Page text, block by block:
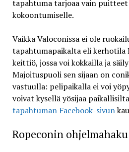
tapahtuma tarjoaa vain
kokoontumiselle.
Vaikka Valoconissa ei ole
tapahtumapaikalta eli
keittiö, jossa voi kokkailla ja
Majoituspuoli sen sijaan on
vastuulla: pelipaikalla ei voi
voivat kysellä yösijaa
tapahtuman Facebook-sivun
Ropeconin